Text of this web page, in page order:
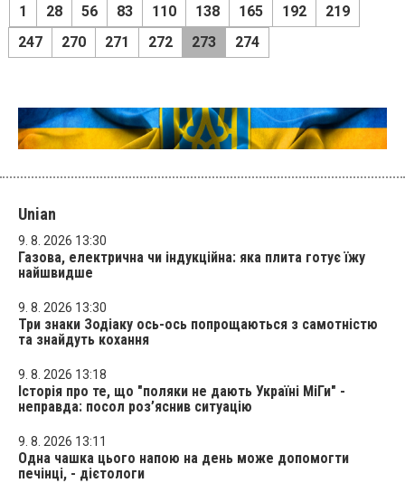
1 28 56 83 110 138 165 192
219
247
270 271 272 273 274
Unian
9. 8. 2026 13:30
Газова, електрична чи індукційна: яка плита готує їжу
найшвидше
9. 8. 2026 13:30
Три знаки Зодіаку ось-ось попрощаються з самотністю
та знайдуть кохання
9. 8. 2026 13:18
Історія про те, що "поляки не дають Україні МіГи" -
неправда: посол роз’яснив ситуацію
9. 8. 2026 13:11
Одна чашка цього напою на день може допомогти
печінці, - дієтологи